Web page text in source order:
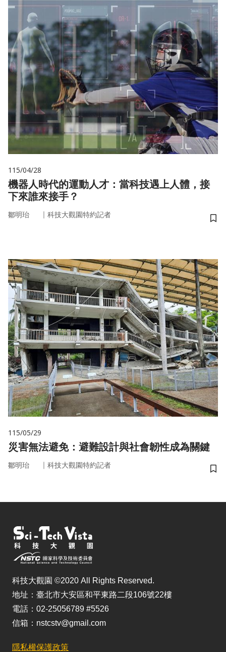
115/04/28
機器人時代的運動人才：當科技遇上人體，接
下來誰來接手？
鄒明珆 ｜ 科技大觀園特約記者
儲
115/05/29
災害無法避免：避難設計與社會韌性成為關鍵
鄒明珆 ｜ 科技大觀園特約記者
儲
科技大觀園 ©2020 All Rights Reserved.
地址：臺北市大安區和平東路二段106號22樓
電話：02-25056789 #5526
信箱：nstcstv@gmail.com
隱私權保護政策